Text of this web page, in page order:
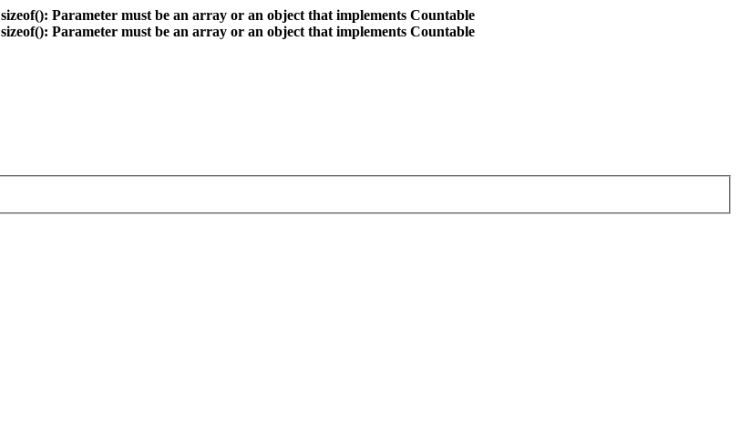
sizeof(): Parameter must be an array or an object that implements Countable
sizeof(): Parameter must be an array or an object that implements Countable